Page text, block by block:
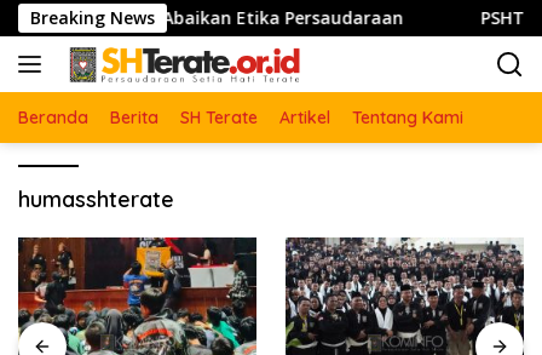
Langsung
ke
konten
Breaking News
: Jangan Abaikan Etika Persaudaraan PSHT
Beranda Berita SH Terate Artikel Tentang Kami
humasshterate